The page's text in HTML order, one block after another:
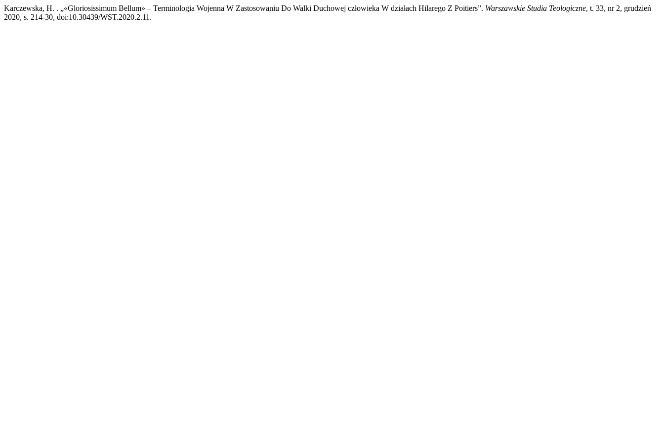
Karczewska, H. . „«Gloriosissimum Bellum» – Terminologia Wojenna W Zastosowaniu Do Walki Duchowej człowieka W działach Hilarego Z Poitiers”. Warszawskie Studia Teologiczne, t. 33, nr 2, grudzień
2020, s. 214-30, doi:10.30439/WST.2020.2.11.